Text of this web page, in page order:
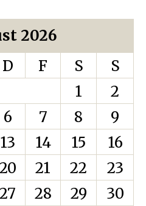
2026
D F S
S
1
2
6 7 8
9
13 14 15
16
20 21 22
23
27 28 29
30